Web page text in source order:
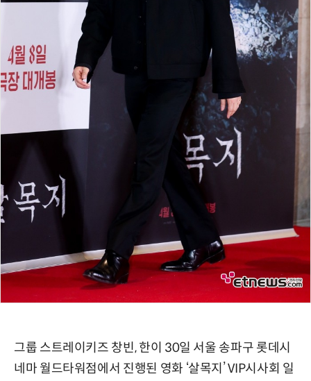
그룹 스트레이키즈 창빈, 한이 30일 서울 송파구 롯데시
네마 월드타워점에서 진행된 영화 ‘살목지’ VIP시사회 일